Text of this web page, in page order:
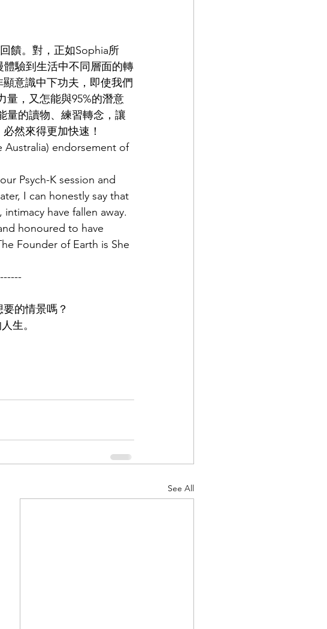
饋。對，正如Sophia所
體驗到生活中不同層面的轉
意識中下功夫，即使我們
量，又怎能與95%的潛意
量的讀物、練習轉念，讓
然來得更加快速！
Australia) endorsement of
Psych-K session and
I can honestly say that
have fallen away.
honoured to have
Founder of Earth is She
的情景嗎？
生。
See All